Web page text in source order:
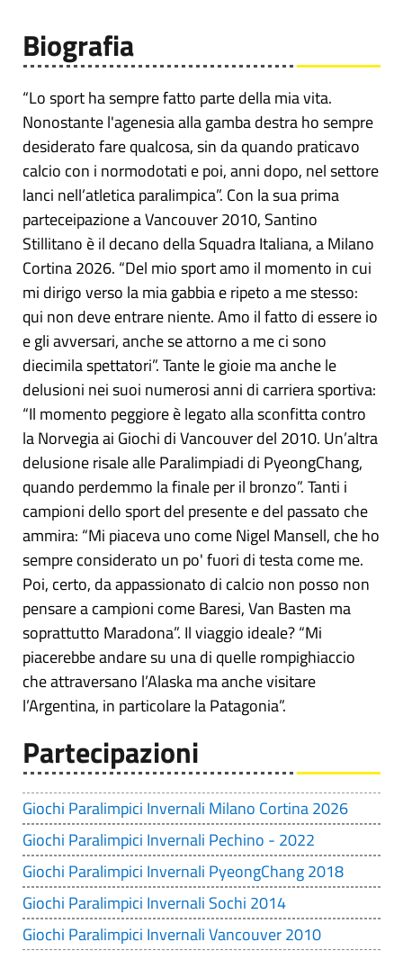
Biografia
“Lo sport ha sempre fatto parte della mia vita.
Nonostante l'agenesia alla gamba destra ho sempre
desiderato fare qualcosa, sin da quando praticavo
calcio con i normodotati e poi, anni dopo, nel settore
lanci nell’atletica paralimpica”. Con la sua prima
parteceipazione a Vancouver 2010, Santino
Stillitano è il decano della Squadra Italiana, a Milano
Cortina 2026. “Del mio sport amo il momento in cui
mi dirigo verso la mia gabbia e ripeto a me stesso:
qui non deve entrare niente. Amo il fatto di essere io
e gli avversari, anche se attorno a me ci sono
diecimila spettatori”. Tante le gioie ma anche le
delusioni nei suoi numerosi anni di carriera sportiva:
“Il momento peggiore è legato alla sconfitta contro
la Norvegia ai Giochi di Vancouver del 2010. Un’altra
delusione risale alle Paralimpiadi di PyeongChang,
quando perdemmo la finale per il bronzo”. Tanti i
campioni dello sport del presente e del passato che
ammira: “Mi piaceva uno come Nigel Mansell, che ho
sempre considerato un po' fuori di testa come me.
Poi, certo, da appassionato di calcio non posso non
pensare a campioni come Baresi, Van Basten ma
soprattutto Maradona”. Il viaggio ideale? “Mi
piacerebbe andare su una di quelle rompighiaccio
che attraversano l’Alaska ma anche visitare
l’Argentina, in particolare la Patagonia”.
Partecipazioni
Giochi Paralimpici Invernali Milano Cortina 2026
Giochi Paralimpici Invernali Pechino - 2022
Giochi Paralimpici Invernali PyeongChang 2018
Giochi Paralimpici Invernali Sochi 2014
Giochi Paralimpici Invernali Vancouver 2010